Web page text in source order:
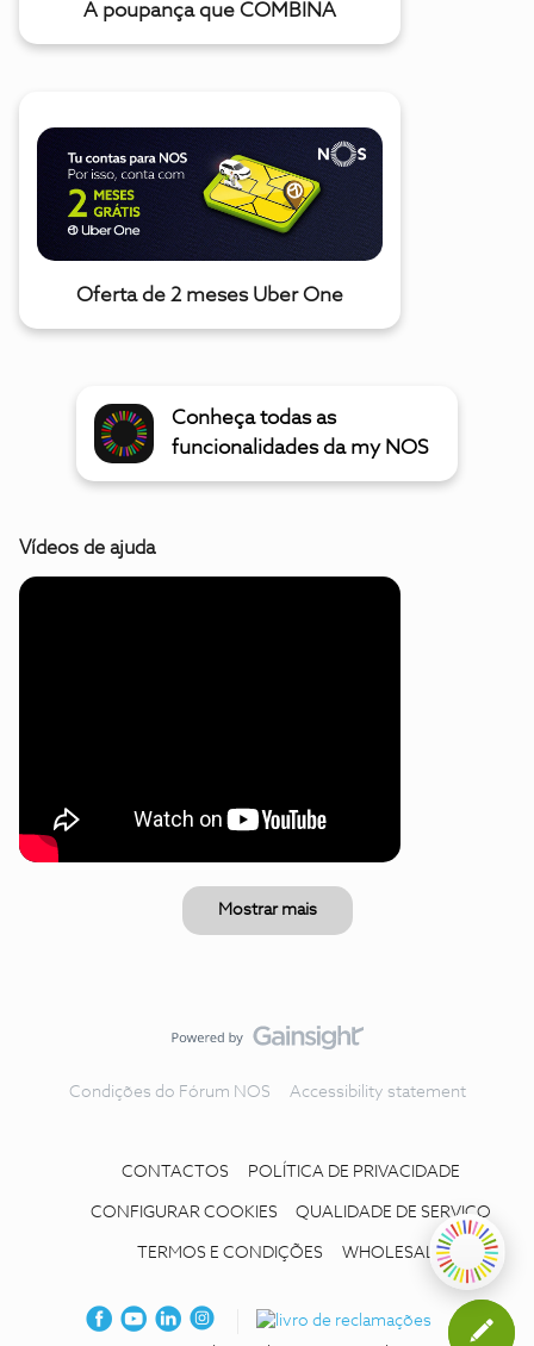
A poupança que COMBINA
Oferta de 2 meses Uber One
Conheça todas as
funcionalidades da my NOS
Vídeos de ajuda
Mostrar mais
Condições do Fórum NOS Accessibility statement
CONTACTOS POLÍTICA DE PRIVACIDADE
CONFIGURAR COOKIES QUALIDADE DE SERVIÇO
TERMOS E CONDIÇÕES WHOLESALE